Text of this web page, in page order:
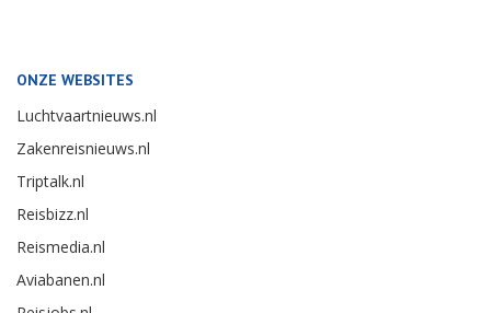
ONZE WEBSITES
Luchtvaartnieuws.nl
Zakenreisnieuws.nl
Triptalk.nl
Reisbizz.nl
Reismedia.nl
Aviabanen.nl